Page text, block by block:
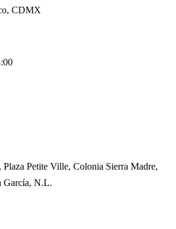
CDMX
Plaza Petite Ville, Colonia Sierra Madre,
García, N.L.